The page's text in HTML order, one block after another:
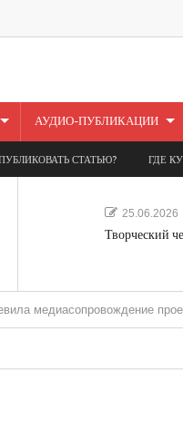
АУДИО-ПУБЛИКАЦИИ
СТАТЬЮ? ГДЕ
25.06.2026
Творческий
проектов